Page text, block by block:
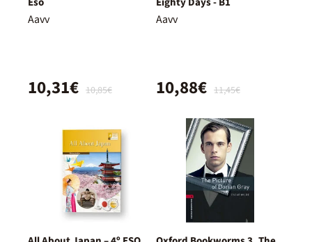
Aavv
10,85€
10,31€
Aavv
11,45€
10,88€